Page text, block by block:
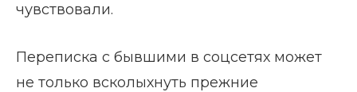
чувствовали.
Переписка с бывшими в соцсетях может
не только всколыхнуть прежние